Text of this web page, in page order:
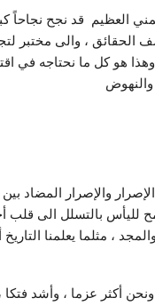
العظيم قد نجح نجاحاً
الحقائق ، والى مختبر
هو كل ما نحتاجه في
والنهوض
والإصرار المضاد
لليأس بالتسلل الى قلب
، مثلما يعلمنا
أكثر عزما ، وأشد